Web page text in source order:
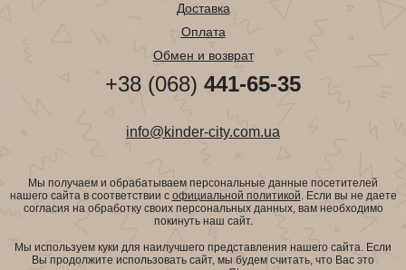
Доставка
Оплата
Обмен и возврат
+38 (068) 441-65-35
info@kinder-city.com.ua
Мы получаем и обрабатываем персональные данные посетителей
нашего сайта в соответствии с официальной политикой. Если вы не даете
согласия на обработку своих персональных данных, вам необходимо
покинуть наш сайт.
Мы используем куки для наилучшего представления нашего сайта. Если
Вы продолжите использовать сайт, мы будем считать, что Вас это